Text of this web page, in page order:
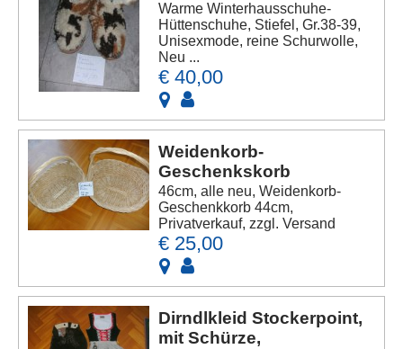
Warme Winterhausschuhe-
Hüttenschuhe, Stiefel, Gr.38-39,
Unisexmode, reine Schurwolle,
Neu ...
€ 40,00
Weidenkorb-
Geschenkskorb
46cm, alle neu, Weidenkorb-
Geschenkkorb 44cm,
Privatverkauf, zzgl. Versand
€ 25,00
Dirndlkleid Stockerpoint,
mit Schürze,